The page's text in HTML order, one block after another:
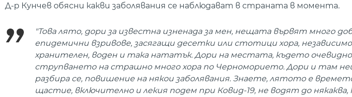
Д-р Кунчев обясни какви заболявания се наблюдават в страната в момента.
"Това лято, дори за известна изненада за мен, нещата вървят много
епидемични взривове, засягащи десетки или стотици хора,
хранителен, воден и така нататък. Дори на местата, където
струпването на страшно много хора по Черноморието. Дори и там
разбира се, повишение на някои заболявания. Знаете, лятото е
щастие, включително и лекия подем при Ковид-19, не водят до някаква,